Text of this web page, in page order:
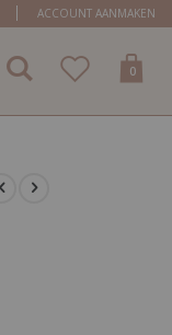
ACCOUNT AANMAKEN
Cart
0items